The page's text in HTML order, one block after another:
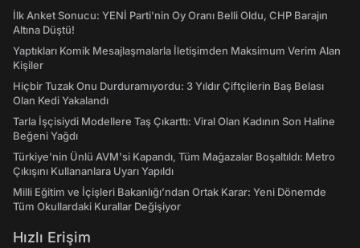
İlk Anket Sonucu: YENİ Parti'nin Oy Oranı Belli Oldu, CHP Barajın
Altına Düştü!
Yaptıkları Komik Mesajlaşmalarla İletişimden Maksimum Verim Alan
Kişiler
Hiçbir Tuzak Onu Durduramıyordu: 3 Yıldır Çiftçilerin Baş Belası
Olan Kedi Yakalandı
Tarla İşçisiydi Modellere Taş Çıkarttı: Viral Olan Kadının Son Haline
Beğeni Yağdı
Türkiye'nin Ünlü AVM'si Kapandı, Tüm Mağazalar Boşaltıldı: Metro
Çıkışını Kullananlara Uyarı Yapıldı
Milli Eğitim ve İçişleri Bakanlığı’ndan Ortak Karar: Yeni Dönemde
Tüm Okullardaki Kurallar Değişiyor
Hızlı Erişim